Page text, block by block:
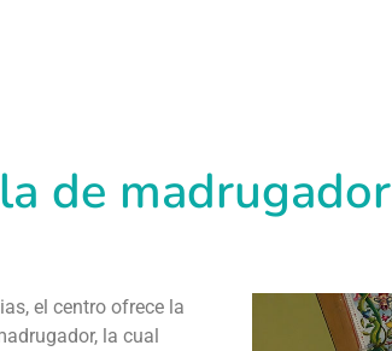
de madrugador
el centro ofrece la
la cual